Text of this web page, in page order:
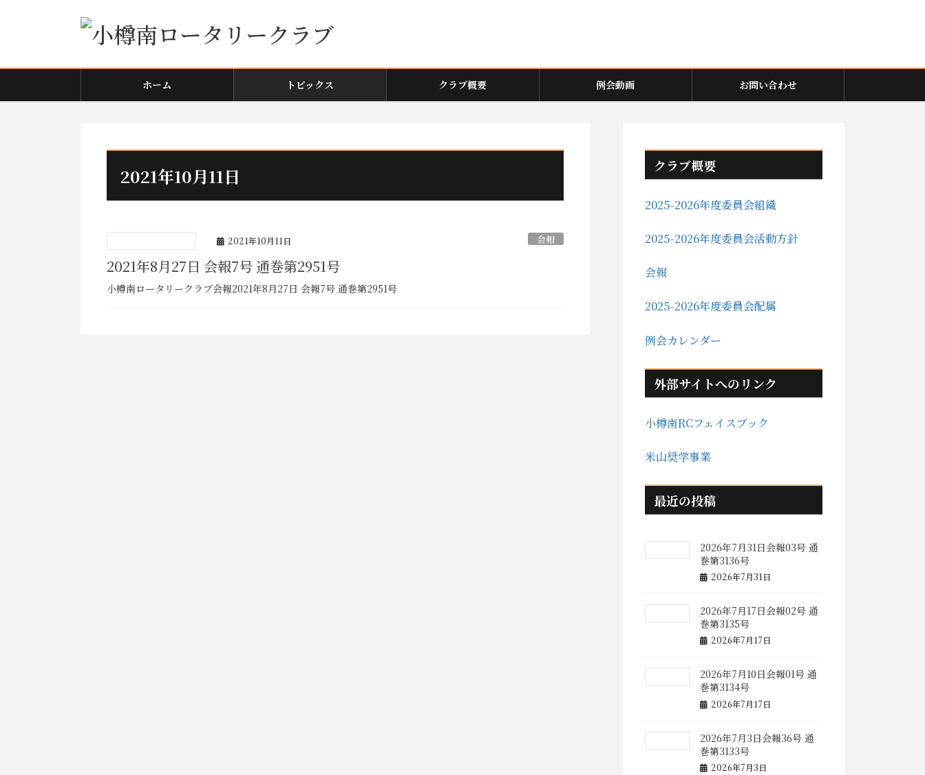
ツ
移
シ
ン
ホーム トピックス クラブ概要 例会動画 お問い合わせ
2021年10月11日
2021年10月11日 会報
2021年8月27日 会報7号 通巻第2951号
小樽南ロータリークラブ会報2021年8月27日 会報7号 通巻第2951号
クラブ概要
2025-2026年度委員会組織
2025-2026年度委員会活動方針
会報
2025-2026年度委員会配属
例会カレンダー
外部サイトへのリンク
小樽南RCフェイスブック
米山奨学事業
最近の投稿
2026年7月31日会報03号 通
巻第3136号
2026年7月31日
2026年7月17日会報02号 通
巻第3135号
2026年7月17日
2026年7月10日会報01号 通
巻第3134号
2026年7月17日
2026年7月3日会報36号 通
巻第3133号
2026年7月3日